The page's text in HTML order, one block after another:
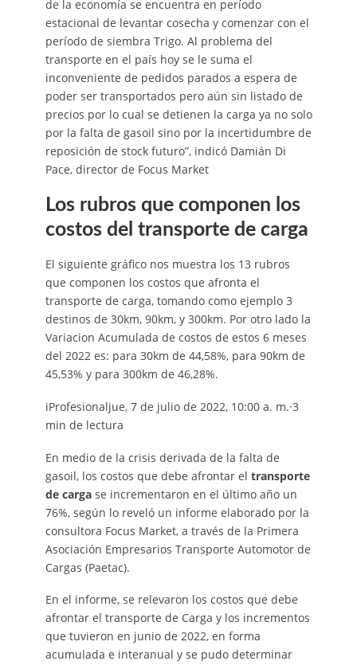
de la economía se encuentra en período
estacional de levantar cosecha y comenzar con el
período de siembra Trigo. Al problema del
transporte en el país hoy se le suma el
inconveniente de pedidos parados a espera de
poder ser transportados pero aún sin listado de
precios por lo cual se detienen la carga ya no solo
por la falta de gasoil sino por la incertidumbre de
reposición de stock futuro”, indicó Damián Di
Pace, director de Focus Market
Los rubros que componen los
costos del transporte de carga
El siguiente gráfico nos muestra los 13 rubros
que componen los costos que afronta el
transporte de carga, tomando como ejemplo 3
destinos de 30km, 90km, y 300km. Por otro lado la
Variacion Acumulada de costos de estos 6 meses
del 2022 es: para 30km de 44,58%, para 90km de
45,53% y para 300km de 46,28%.
iProfesionaljue, 7 de julio de 2022, 10:00 a. m.·3
min de lectura
En medio de la crisis derivada de la falta de
gasoil, los costos que debe afrontar el transporte
de cargase incrementaron en el último año un
76%, según lo reveló un informe elaborado por la
consultora Focus Market, a través de la Primera
Asociación Empresarios Transporte Automotor de
Cargas (Paetac).
En el informe, se relevaron los costos que debe
afrontar el transporte de Carga y los incrementos
que tuvieron en junio de 2022, en forma
acumulada e interanual y se pudo determinar